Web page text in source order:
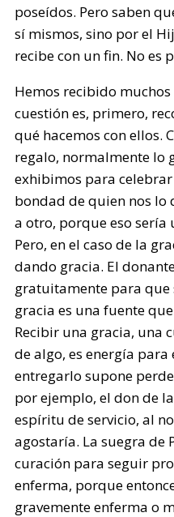
poseídos. Pero saben
sí mismos, sino por el
recibe con un fin. No es
Hemos recibido muchos
cuestión es, primero,
qué hacemos con ellos.
regalo, normalmente lo
exhibimos para
bondad de quien nos lo
a otro, porque eso
Pero, en el caso de la
dando gracia. El
gratuitamente para que
gracia es una fuente
Recibir una gracia, una
de algo, es energía para
entregarlo supone
por ejemplo, el don de
espíritu de servicio, al
agostaría. La suegra de
curación para seguir
enferma, porque
gravemente enferma o